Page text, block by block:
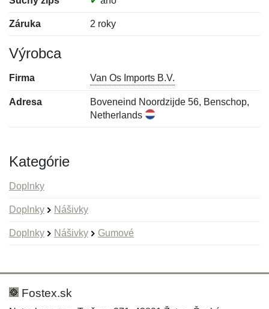
Záruka 2 roky
Výrobca
Firma Van Os Imports B.V.
Adresa
Boveneind Noordzijde 56, Benschop,
Netherlands
Kategórie
Doplnky
Doplnky Nášivky
Doplnky Nášivky Gumové
Hodnotenie:
Meno:
Fostex.sk